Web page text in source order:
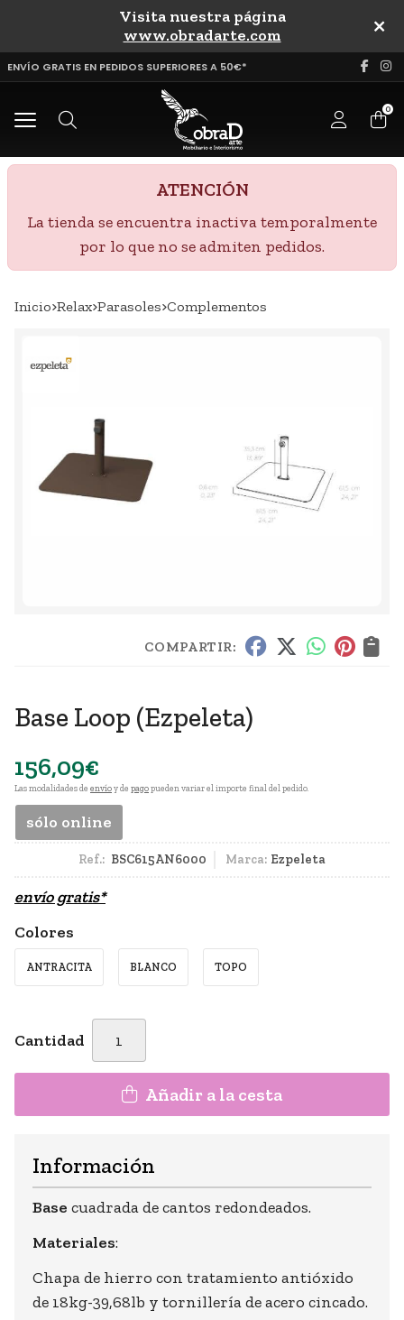
Visita nuestra página
www.obradarte.com
ENVÍO GRATIS EN PEDIDOS SUPERIORES A 50€*
0
ATENCIÓN
La tienda se encuentra inactiva temporalmente
por lo que no se admiten pedidos.
Inicio relax parasoles complementos
COMPARTIR:
Base Loop (Ezpeleta)
156,09€
Las modalidades de envíoy de pagopueden variar el importe final del pedido.
sólo online
Ref.: BSC615AN6000 Marca: Ezpeleta
envío gratis*
Colores
ANTRACITA BLANCO TOPO
Cantidad
Añadir a la cesta
Información
Base cuadrada de cantos redondeados.
Materiales:
Chapa de hierro con tratamiento antióxido
de 18kg-39,68lb y tornillería de acero cincado.